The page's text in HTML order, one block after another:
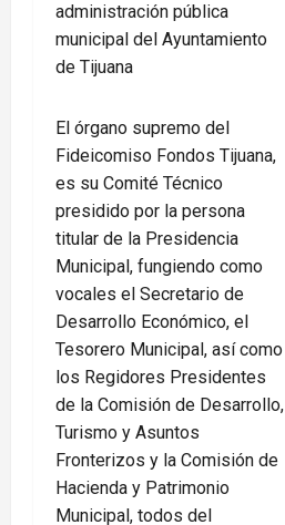
administración pública
municipal del Ayuntamiento
de Tijuana
El órgano supremo del
Fideicomiso Fondos Tijuana,
es su Comité Técnico
presidido por la persona
titular de la Presidencia
Municipal, fungiendo como
vocales el Secretario de
Desarrollo Económico, el
Tesorero Municipal, así como
los Regidores Presidentes
de la Comisión de Desarrollo,
Turismo y Asuntos
Fronterizos y la Comisión de
Hacienda y Patrimonio
Municipal, todos del